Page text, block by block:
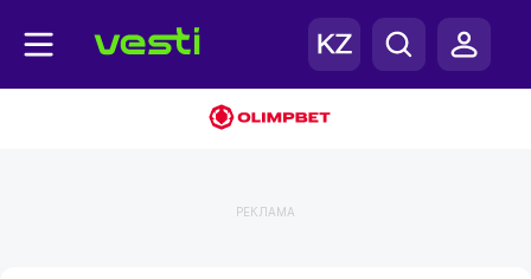
РЕКЛАМА